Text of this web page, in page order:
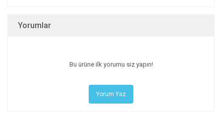
Yorumlar
Bu ürüne ilk yorumu siz yapın!
Yorum Yaz